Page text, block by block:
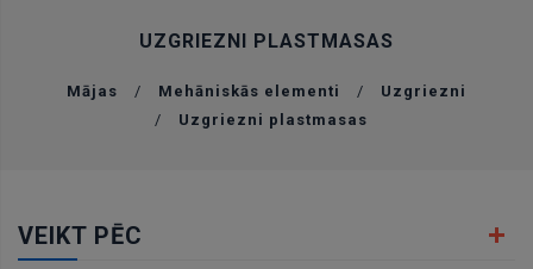
UZGRIEZNI PLASTMASAS
Mājas / Mehāniskās elementi /
Uzgriezni
/
Uzgriezni plastmasas
VEIKT PĒC